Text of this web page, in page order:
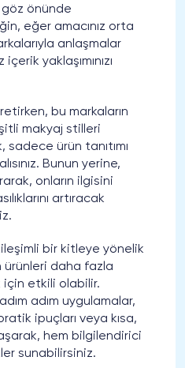
önünde
eğer amacınız orta
anlaşmalar
yaklaşımınızı
bu markaların
makyaj stilleri
ürün tanıtımı
Bunun yerine,
onların ilgisini
artıracak
bir kitleye yönelik
daha fazla
etkili olabilir.
adım uygulamalar,
ipuçları veya kısa,
hem bilgilendirici
sunabilirsiniz.